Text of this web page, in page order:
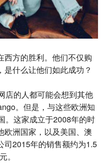
方的胜利。他们不仅购
什么让他们如此成功？
的人都可能会想到其他
。但是，与这些欧洲知
。这家成立于2008年的时
欧洲国家，以及美国、澳
司2015年的销售额约为1.5
。